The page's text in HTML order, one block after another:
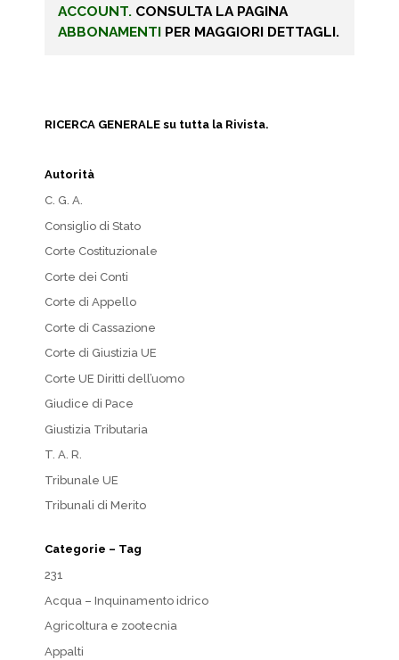
ACCOUNT. CONSULTA LA PAGINA
ABBONAMENTI PER MAGGIORI DETTAGLI.
RICERCA GENERALE su tutta la Rivista.
Autorità
C. G. A.
Consiglio di Stato
Corte Costituzionale
Corte dei Conti
Corte di Appello
Corte di Cassazione
Corte di Giustizia UE
Corte UE Diritti dell’uomo
Giudice di Pace
Giustizia Tributaria
T. A. R.
Tribunale UE
Tribunali di Merito
Categorie – Tag
231
Acqua – Inquinamento idrico
Agricoltura e zootecnia
Appalti